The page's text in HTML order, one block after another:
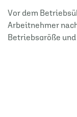
Vor dem
Arbeitnehmer
Betriebsgröße